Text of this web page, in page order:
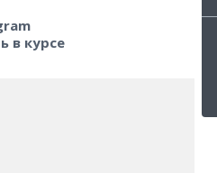
в курсе